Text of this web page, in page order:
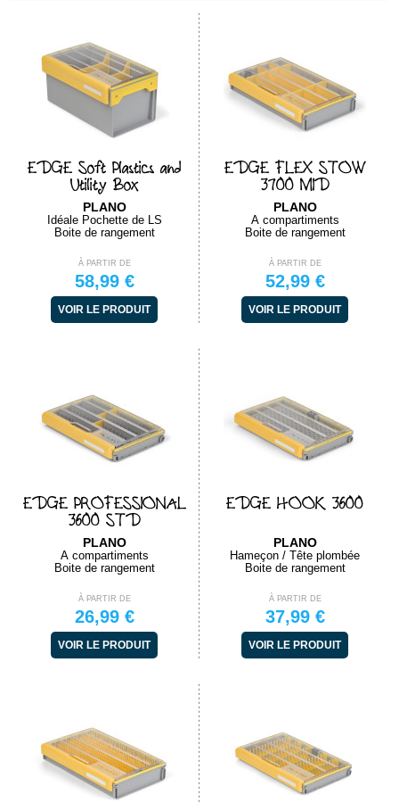
EDGE Soft Plastics and
Utility Box
PLANO
Idéale Pochette de LS
Boite de rangement
À PARTIR DE
58,99 €
VOIR LE PRODUIT
EDGE FLEX STOW
3700 MID
PLANO
Á compartiments
Boite de rangement
À PARTIR DE
52,99 €
VOIR LE PRODUIT
EDGE PROFESSIONAL
3600 STD
PLANO
Á compartiments
Boite de rangement
À PARTIR DE
26,99 €
VOIR LE PRODUIT
EDGE HOOK 3600
PLANO
Hameçon / Tête plombée
Boite de rangement
À PARTIR DE
37,99 €
VOIR LE PRODUIT